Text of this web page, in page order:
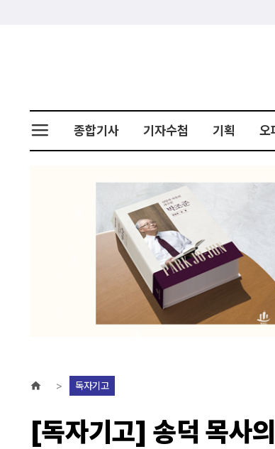
종합기사 기자수첩 기획 오
독자기고
[독자기고] 송덕 목사